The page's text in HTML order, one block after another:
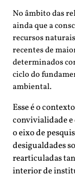
No âmbito das
ainda que a
recursos
recentes de
determinados
ciclo do
ambiental.
Esse é o
convivialidade e
o eixo de
desigualdades
rearticuladas
interior de